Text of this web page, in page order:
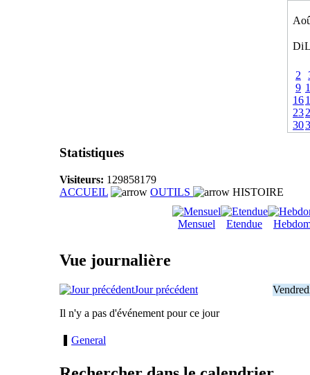
Di
2
9
16
23
30
Statistiques
Visiteurs: 129858179
ACCUEIL
OUTILS HISTOIRE
Mensuel Etendue
Vue journalière
Jour précédent
Il n'y a pas d'événement pour ce jour
General